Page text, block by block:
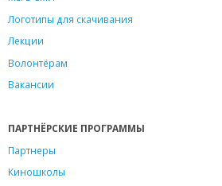
Логотипы для скачивания
Лекции
Волонтёрам
Вакансии
ПАРТНЁРСКИЕ ПРОГРАММЫ
Партнеры
Киношколы